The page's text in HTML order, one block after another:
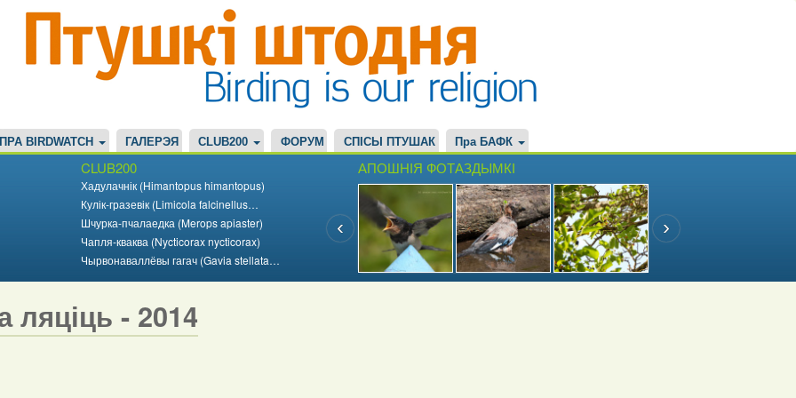
ПРА BIRDWATCH ГАЛЕРЭЯ CLUB200 ФОРУМ СПІСЫ ПТУШАК Пра БАФК
CLUB200
Хадулачнік (Himantopus himantopus)
Кулік-гразевік (Limicola falcinellus…
Шчурка-пчалаедка (Merops apiaster)
Чапля-кваква (Nycticorax nycticorax)
Чырвонаваллёвы гагач (Gavia stellata…
АПОШНІЯ ФОТАЗДЫМКІ
ляціць - 2014